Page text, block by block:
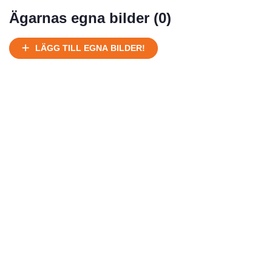
Under normalt skick, kan kräva reparation
Ägarnas egna bilder (0)
LÄGG TILL EGNA BILDER!